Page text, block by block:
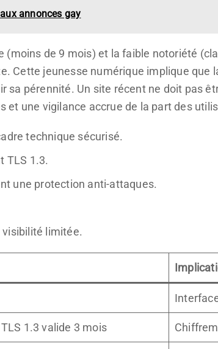
annonces gay
(moins de 9 mois) et la faible notoriété
Cette jeunesse numérique implique que
sa pérennité. Un site récent ne doit pas
et une vigilance accrue de la part des
technique sécurisé.
TLS 1.3.
une protection anti-attaques.
limitée.
1.3 valide 3 mois